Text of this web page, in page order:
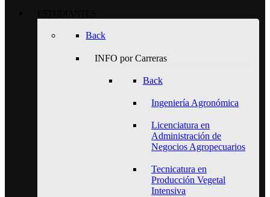
Back
INFO por Carreras
Back
Ingeniería Agronómica
Licenciatura en
Administración de
Negocios Agropecuarios
Tecnicatura en
Producción Vegetal
Intensiva